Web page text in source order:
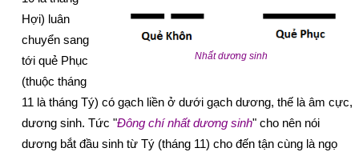
Nhất dương sinh
Hợi) luân
chuyển sang
tới quẻ Phục
(thuộc tháng
11 là tháng Tý) có gạch liền ở dưới gạch dương, thế là âm cực,
dương sinh. Tức "Đông chí nhất dương sinh" cho nên nói
dương bắt đầu sinh từ Tý (tháng 11) cho đến tận cùng là ngọ